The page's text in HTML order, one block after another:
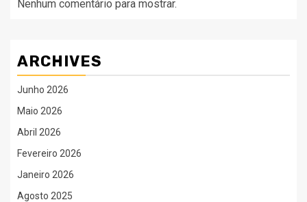
Nenhum comentário para mostrar.
ARCHIVES
Junho 2026
Maio 2026
Abril 2026
Fevereiro 2026
Janeiro 2026
Agosto 2025